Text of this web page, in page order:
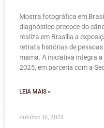
Mostra fotográfica em
diagnóstico precoce do
realiza em Brasília a
retrata histórias de
mama. A iniciativa integra
2025, em parceria com a
LEIA MAIS »
outubro 16, 2025